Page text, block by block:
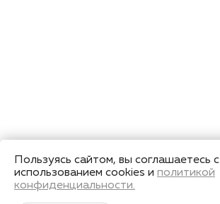
Пользуясь сайтом, вы соглашаетесь с
использованием cookies и политикой
конфиденциальности.